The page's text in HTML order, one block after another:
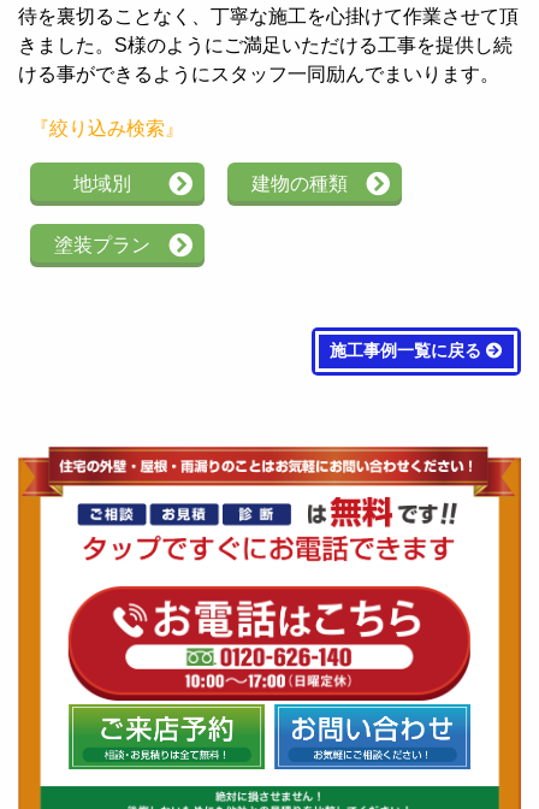
待を裏切ることなく、丁寧な施工を心掛けて作業させて頂
きました。S様のようにご満足いただける工事を提供し続
ける事ができるようにスタッフ一同励んでまいります。
『絞り込み検索』
地域別 建物の種類
塗装プラン
施工事例一覧に戻る